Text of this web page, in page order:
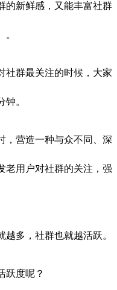
的新鲜感，又能丰富社群
社群最关注的时候，大家
。
，营造一种与众不同、深
老用户对社群的关注，强
多，社群也就越活跃。
跃度呢？